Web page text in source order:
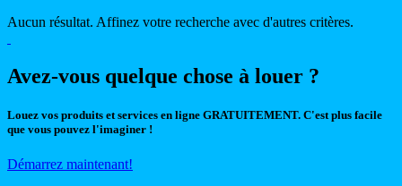
Aucun résultat. Affinez votre recherche avec d'autres critères.
Avez-vous quelque chose à louer ?
Louez vos produits et services en ligne GRATUITEMENT. C'est plus facile
que vous pouvez l'imaginer !
Démarrez maintenant!